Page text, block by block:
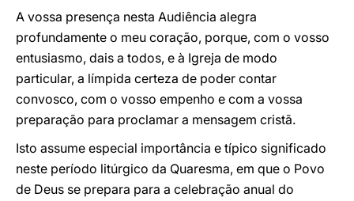
A vossa presença nesta Audiência alegra
profundamente o meu coração, porque, com o vosso
entusiasmo, dais a todos, e à Igreja de modo
particular, a límpida certeza de poder contar
convosco, com o vosso empenho e com a vossa
preparação para proclamar a mensagem cristã.
Isto assume especial importância e típico significado
neste período litúrgico da Quaresma, em que o Povo
de Deus se prepara para a celebração anual do